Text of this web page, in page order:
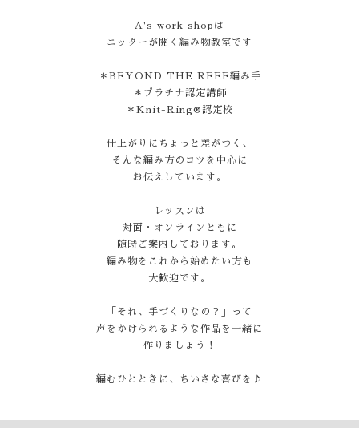
A's work shopは
ニッターが開く編み物教室です
＊BEYOND THE REEF編み手
＊プラチナ認定講師
＊Knit-Ring®認定校
仕上がりにちょっと差がつく、
そんな編み方のコツを中心に
お伝えしています。
レッスンは
対面・オンラインともに
随時ご案内しております。
編み物をこれから始めたい方も
大歓迎です。
「それ、手づくりなの？」って
声をかけられるような作品を一緒に
作りましょう！
編むひとときに、ちいさな喜びを♪